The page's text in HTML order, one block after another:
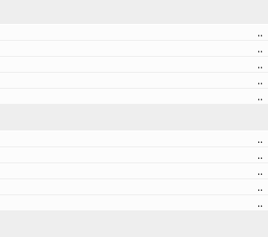
..
..
..
..
..
..
..
..
..
..